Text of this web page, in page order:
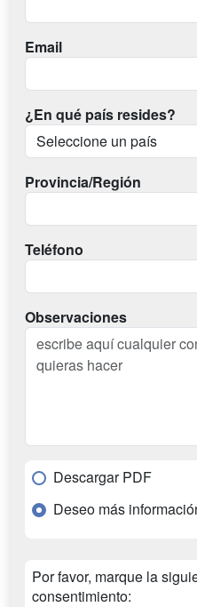
Email
¿En qué país resides?
Provincia/Región
Teléfono
Observaciones
Descargar PDF
Deseo más
Por favor, marque la
consentimiento: